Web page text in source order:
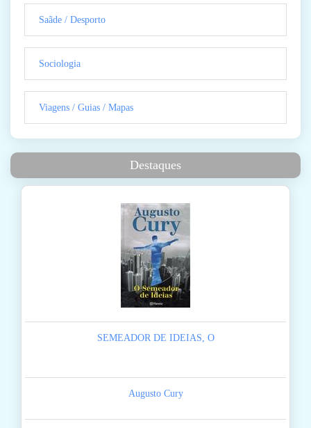
Saãde / Desporto
Sociologia
Viagens / Guias / Mapas
Destaques
SEMEADOR DE IDEIAS, O
Augusto Cury